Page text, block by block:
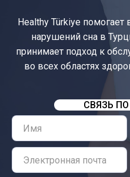
Healthy Türkiye
нарушений сна в
принимает подход к
во всех областях
СВЯЗЬ ПО